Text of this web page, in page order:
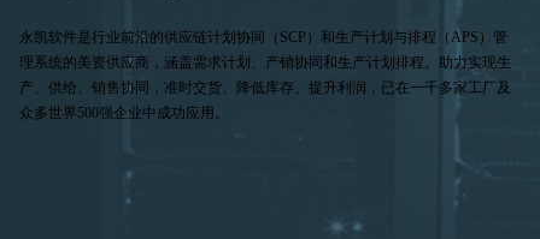
永凯软件是行业前沿的供应链计划协同（SCP）和生产计划与排程（APS）管
理系统的美资供应商，涵盖需求计划、产销协同和生产计划排程。助力实现生
产、供给、销售协同，准时交货、降低库存、提升利润，已在一千多家工厂及
众多世界500强企业中成功应用。